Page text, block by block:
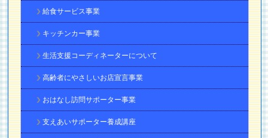
給食サービス事業
キッチンカー事業
生活支援コーディネーターについて
高齢者にやさしいお店宣言事業
おはなし訪問サポーター事業
支えあいサポーター養成講座